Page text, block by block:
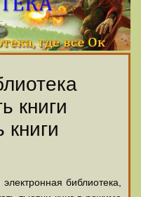
книги
книги
библиотека,